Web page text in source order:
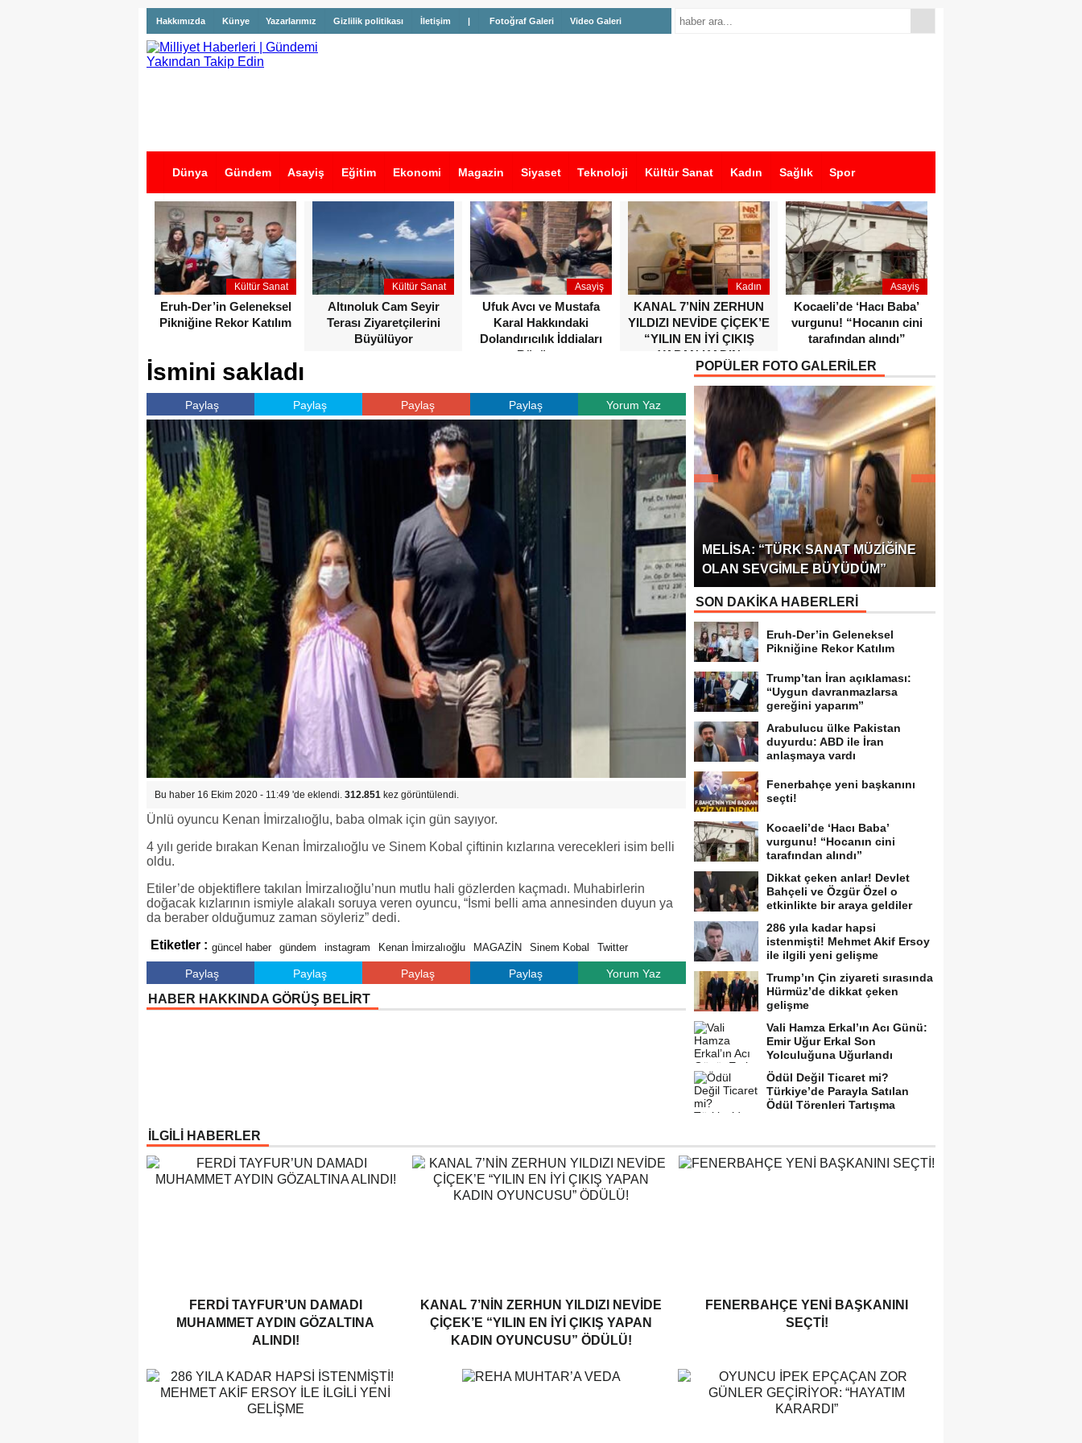
Hakkımızda Künye Yazarlarımız Gizlilik politikası İletişim | Fotoğraf Galeri Video Galeri
Dünya Gündem Asayiş Eğitim Ekonomi Magazin Siyaset Teknoloji Kültür Sanat Kadın Sağlık Spor
İş İlanları
Kültür Sanat
Eruh-Der’in Geleneksel
Pikniğine Rekor Katılım
Kültür Sanat
Altınoluk Cam Seyir
Terası Ziyaretçilerini
Büyülüyor
Asayiş
Ufuk Avcı ve Mustafa
Karal Hakkındaki
Dolandırıcılık İddiaları
Büyüyor
Kadın
KANAL 7’NİN ZERHUN
YILDIZI NEVİDE ÇİÇEK’E
“YILIN EN İYİ ÇIKIŞ
YAPAN KADIN
OYUNCUSU” ÖDÜLÜ!
Asayiş
Kocaeli’de ‘Hacı Baba’
vurgunu! “Hocanın cini
tarafından alındı”
İsmini sakladı
Paylaş Paylaş Paylaş Paylaş Yorum Yaz
Bu haber 16 Ekim 2020 - 11:49 'de eklendi. 312.851 kez görüntülendi.
Ünlü oyuncu Kenan İmirzalıoğlu, baba olmak için gün sayıyor.
4 yılı geride bırakan Kenan İmirzalıoğlu ve Sinem Kobal çiftinin kızlarına verecekleri isim belli
oldu.
Etiler’de objektiflere takılan İmirzalıoğlu’nun mutlu hali gözlerden kaçmadı. Muhabirlerin
doğacak kızlarının ismiyle alakalı soruya veren oyuncu, “İsmi belli ama annesinden duyun ya
da beraber olduğumuz zaman söyleriz” dedi.
Etiketler : güncel haber gündem instagram Kenan İmirzalıoğlu MAGAZİN Sinem Kobal Twitter
Paylaş Paylaş Paylaş Paylaş Yorum Yaz
HABER HAKKINDA GÖRÜŞ BELİRT
POPÜLER FOTO GALERİLER
MELISA: “TÜRK SANAT MÜZIĞINE
OLAN SEVGIMLE BÜYÜDÜM”
SON DAKİKA HABERLERİ
Eruh-Der’in Geleneksel
Pikniğine Rekor Katılım
Trump’tan İran açıklaması:
“Uygun davranmazlarsa
gereğini yaparım”
Arabulucu ülke Pakistan
duyurdu: ABD ile İran
anlaşmaya vardı
Fenerbahçe yeni başkanını
seçti!
Kocaeli’de ‘Hacı Baba’
vurgunu! “Hocanın cini
tarafından alındı”
Dikkat çeken anlar! Devlet
Bahçeli ve Özgür Özel o
etkinlikte bir araya geldiler
286 yıla kadar hapsi
istenmişti! Mehmet Akif Ersoy
ile ilgili yeni gelişme
Trump’ın Çin ziyareti sırasında
Hürmüz’de dikkat çeken
gelişme
Vali Hamza Erkal’ın Acı Günü:
Emir Uğur Erkal Son
Yolculuğuna Uğurlandı
Ödül Değil Ticaret mi?
Türkiye’de Parayla Satılan
Ödül Törenleri Tartışma
İLGİLİ HABERLER
FERDI TAYFUR’UN DAMADI
MUHAMMET AYDIN GÖZALTINA
ALINDI!
KANAL 7’NİN ZERHUN YILDIZI NEVİDE
ÇİÇEK’E “YILIN EN İYİ ÇIKIŞ YAPAN
KADIN OYUNCUSU” ÖDÜLÜ!
FENERBAHÇE YENI BAŞKANINI
SEÇTI!